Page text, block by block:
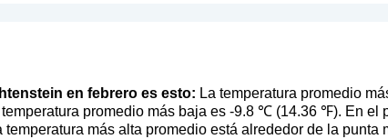
en febrero es esto: La temperatura promedio
promedio más baja es -9.8 ℃ (14.36 ℉). En el
temperatura más alta promedio está alrededor de la